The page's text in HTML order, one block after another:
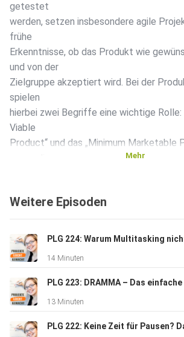
getestet
werden, setzen insbesondere agile
frühe
Erkenntnisse, ob das Produkt wie
und von der
Zielgruppe akzeptiert wird. Bei der
spielen
hierbei zwei Begriffe eine wichtige Rolle:
Viable
Product“ und das „Minimum Marketable
Mehr
Weitere Episoden
14 Minuten
13 Minuten